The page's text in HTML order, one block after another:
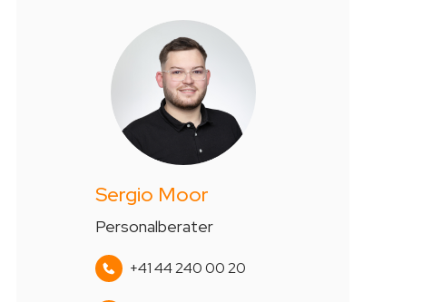
Sergio Moor
Personalberater
+41 44 240 00 20